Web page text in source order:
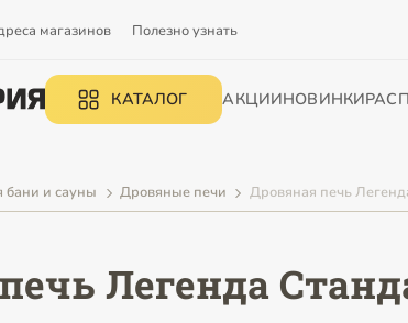
магазинов Полезно узнать
КАТАЛОГ АКЦИИНОВИНКИ
бани и сауны Дровяные печи Дровяная печь
Легенда